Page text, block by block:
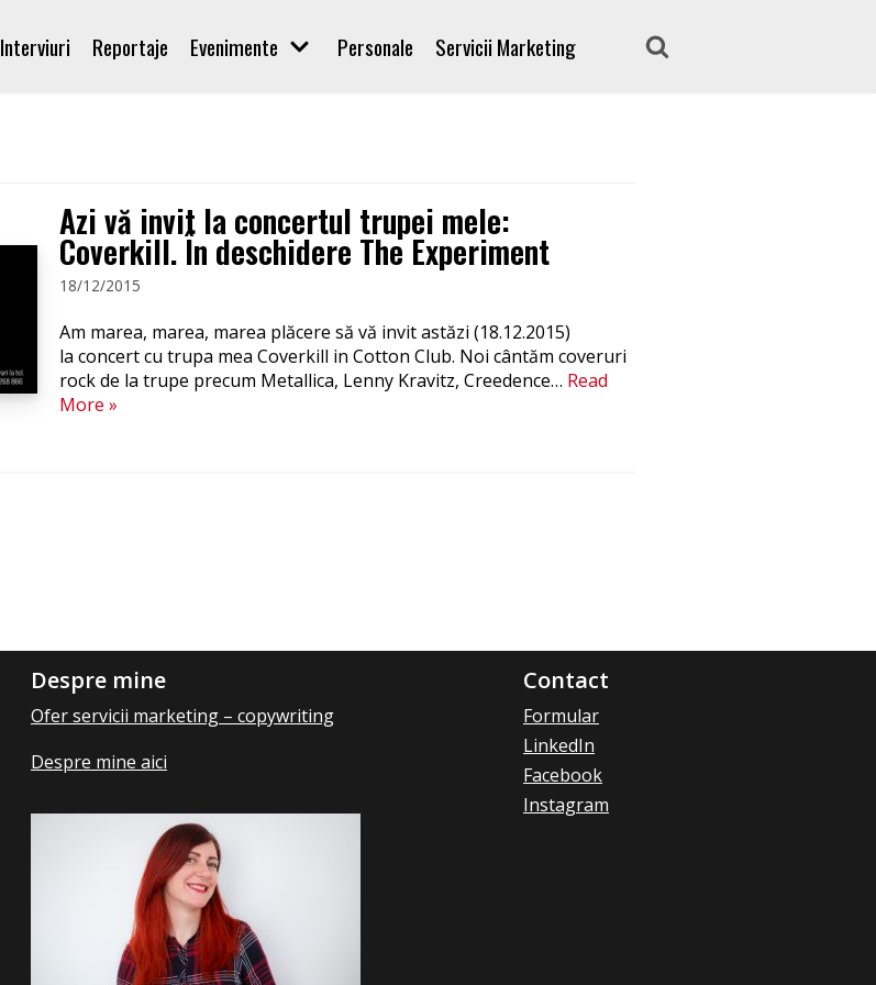
Interviuri Reportaje Evenimente Personale Servicii Marketing
Azi vă invit la concertul trupei mele:
Coverkill. În deschidere The Experiment
18/12/2015
Am marea, marea, marea plăcere să vă invit astăzi (18.12.2015)
la concert cu trupa mea Coverkill in Cotton Club. Noi cântăm coveruri
rock de la trupe precum Metallica, Lenny Kravitz, Creedence… Read
More »
Despre mine
Ofer servicii marketing – copywriting
Despre mine aici
Contact
Formular
LinkedIn
Facebook
Instagram